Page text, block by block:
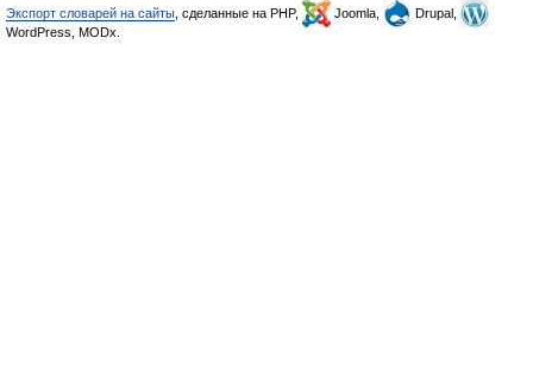
Экспорт словарей на сайты , сделанные на PHP, Joomla,
Drupal,
WordPress, MODx.